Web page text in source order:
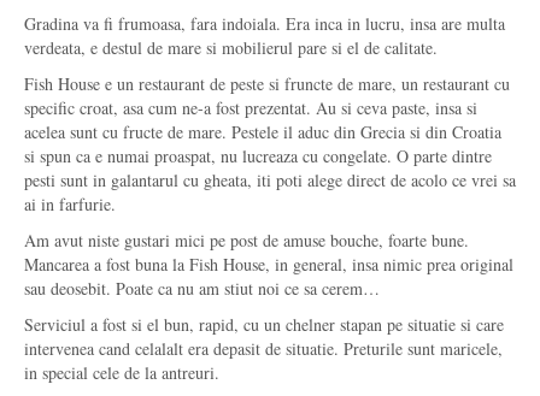
Gradina va fi frumoasa, fara indoiala. Era inca in lucru, insa are multa
verdeata, e destul de mare si mobilierul pare si el de calitate.
Fish House e un restaurant de peste si fruncte de mare, un restaurant cu
specific croat, asa cum ne-a fost prezentat. Au si ceva paste, insa si
acelea sunt cu fructe de mare. Pestele il aduc din Grecia si din Croatia
si spun ca e numai proaspat, nu lucreaza cu congelate. O parte dintre
pesti sunt in galantarul cu gheata, iti poti alege direct de acolo ce vrei sa
ai in farfurie.
Am avut niste gustari mici pe post de amuse bouche, foarte bune.
Mancarea a fost buna la Fish House, in general, insa nimic prea original
sau deosebit. Poate ca nu am stiut noi ce sa cerem…
Serviciul a fost si el bun, rapid, cu un chelner stapan pe situatie si care
intervenea cand celalalt era depasit de situatie. Preturile sunt maricele,
in special cele de la antreuri.